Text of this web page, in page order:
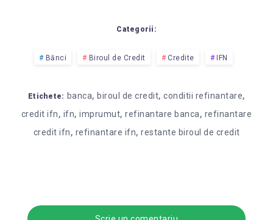
Categorii:
Bănci Biroul de Credit Credite IFN
Etichete: banca,biroul de credit,conditii refinantare,
credit ifn, ifn,imprumut,refinantare banca, refinantare
credit ifn, refinantare ifn, restante biroul de credit